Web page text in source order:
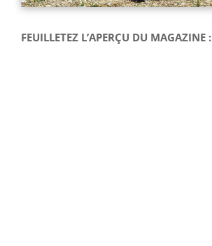
FEUILLETEZ L’APERÇU DU MAGAZINE :